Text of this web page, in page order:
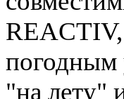
REACTIV,
погодным
"на лету"